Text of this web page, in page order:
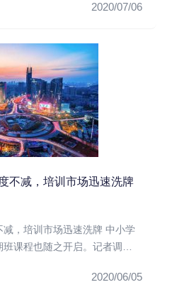
2020/07/06
不减，培训市场迅速洗牌
，培训市场迅速洗牌 中小学
课程也随之开启。记者调查
2020/06/05